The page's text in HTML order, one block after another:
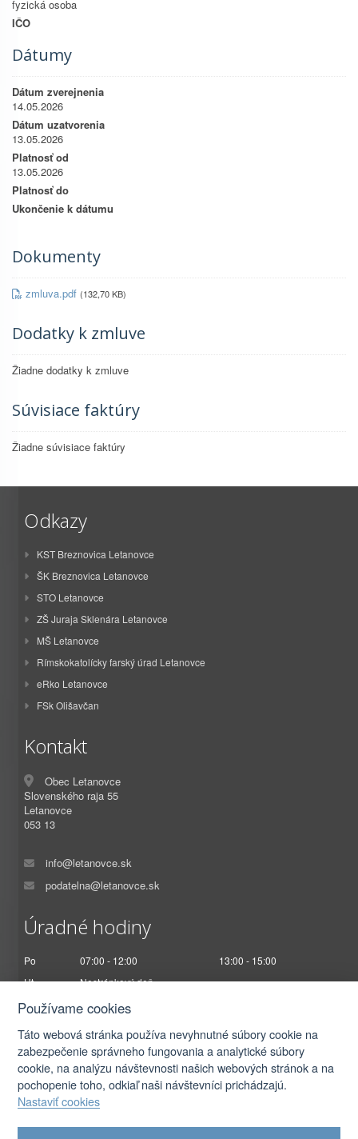
fyzická osoba
IČO
Dátumy
Dátum zverejnenia
14.05.2026
Dátum uzatvorenia
13.05.2026
Platnosť od
13.05.2026
Platnosť do
Ukončenie k dátumu
Dokumenty
zmluva.pdf (132,70 KB)
Dodatky k zmluve
Žiadne dodatky k zmluve
Súvisiace faktúry
Žiadne súvisiace faktúry
Odkazy
KST Breznovica Letanovce
ŠK Breznovica Letanovce
STO Letanovce
ZŠ Juraja Sklenára Letanovce
MŠ Letanovce
Rímskokatolícky farský úrad Letanovce
eRko Letanovce
FSk Olišavčan
Kontakt
Obec Letanovce
Slovenského raja 55
Letanovce
053 13
info@letanovce.sk
podatelna@letanovce.sk
Úradné hodiny
Po 07:00 - 12:00
13:00 - 15:00
Ut
Nestránkový deň
St
07:00 - 12:00
Pi
07:00 - 12:30
Používame cookies
Táto webová stránka používa nevyhnutné súbory cookie na
zabezpečenie správneho fungovania a analytické súbory
cookie, na analýzu návštevnosti našich webových stránok a na
pochopenie toho, odkiaľ naši návštevníci prichádzajú.
Nastaviť cookies